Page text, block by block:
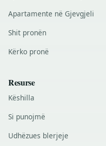
Apartamente në Gjevgjeli
Shit pronën
Kërko pronë
Resurse
Këshilla
Si punojmë
Udhëzues blerjeje